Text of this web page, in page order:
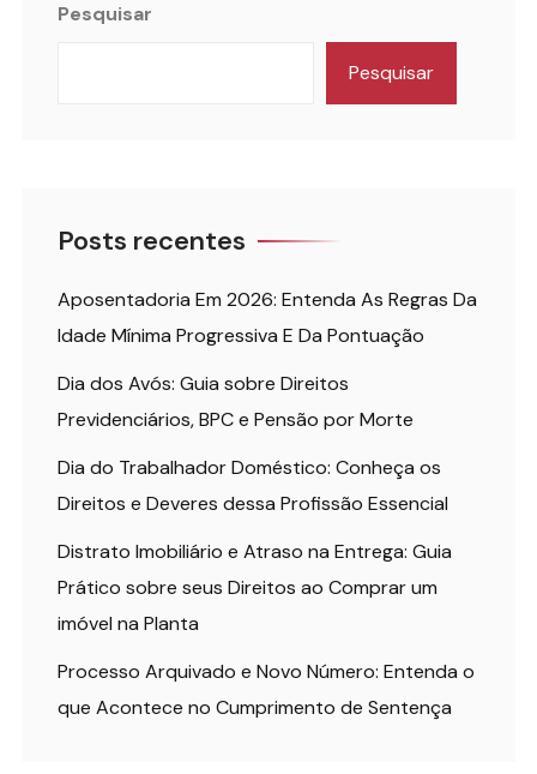
Pesquisar
Pesquisar
Posts recentes
Aposentadoria Em 2026: Entenda As Regras Da
Idade Mínima Progressiva E Da Pontuação
Dia dos Avós: Guia sobre Direitos
Previdenciários, BPC e Pensão por Morte
Dia do Trabalhador Doméstico: Conheça os
Direitos e Deveres dessa Profissão Essencial
Distrato Imobiliário e Atraso na Entrega: Guia
Prático sobre seus Direitos ao Comprar um
imóvel na Planta
Processo Arquivado e Novo Número: Entenda o
que Acontece no Cumprimento de Sentença